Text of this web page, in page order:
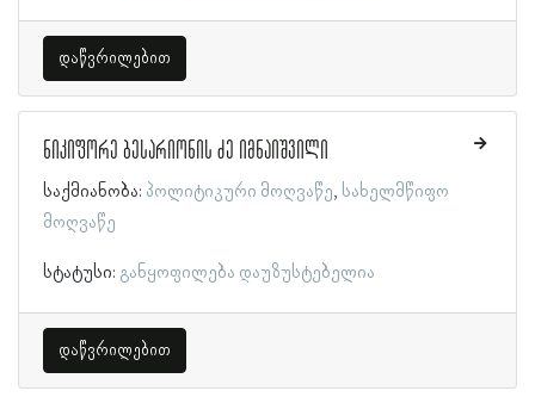
დაწვრილებით
ნიკიფორე ბესარიონის ძე იმნაიშვილი
საქმიანობა: პოლიტიკური მოღვაწე სახელმწიფო
მოღვაწე
სტატუსი: განყოფილება დაუზუსტებელია
დაწვრილებით